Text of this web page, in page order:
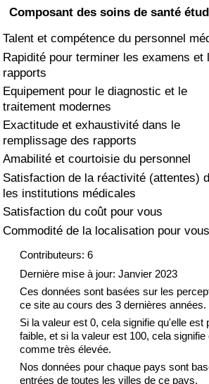
Composant des soins de santé
Talent et compétence du personnel
Rapidité pour terminer les examens et
rapports
Equipement pour le diagnostic et le
traitement modernes
Exactitude et exhaustivité dans le
remplissage des rapports
Amabilité et courtoisie du personnel
Satisfaction de la réactivité (attentes)
les institutions médicales
Satisfaction du coût pour vous
Commodité de la localisation pour vous
Contributeurs: 6
Dernière mise à jour: Janvier 2023
Ces données sont basées sur les
ce site au cours des 3 dernières années.
Si la valeur est 0, cela signifie qu'elle est
faible, et si la valeur est 100, cela
comme très élevée.
Nos données pour chaque pays sont
entrées de toutes les villes de ce pays.
Indice de Criminalité
Indice de criminalité par pays
Soins de santé
Indice des soins de santé (Actuel)
Indice des soins de santé
Indice des soins de santé par Pays
Pollution
Indice de Pollution (Actuel)
Indice de pollution
Indice de Pollution par Pays
Trafic